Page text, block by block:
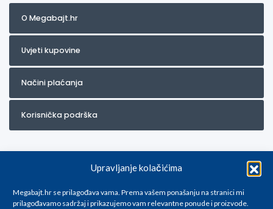
Upravljanje kolačićima
Megabajt.hr se prilagođava vama. Prema vašem ponašanju na stranici mi
prilagođavamo sadržaj i prikazujemo vam relevantne ponude i proizvode.
O Megabajt.hr
Uvjeti kupovine
Načini plaćanja
Korisnička podrška